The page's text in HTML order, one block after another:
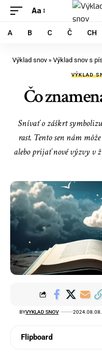
Aa
A B C Č CH
Výklad snov » Výklad snov s
VÝKLAD
Čo
Snívať o záškrt
rast. Tento sen nám
alebo prijať nové výzvy v
BYVYKLAD SNOV 2024.08.08.
Flipboard